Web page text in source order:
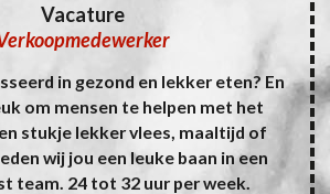
Vacature
in gezond en lekker eten? En
om mensen te helpen met het
stukje lekker vlees, maaltijd of
wij jou een leuke baan in een
team. 24 tot 32 uur per week.